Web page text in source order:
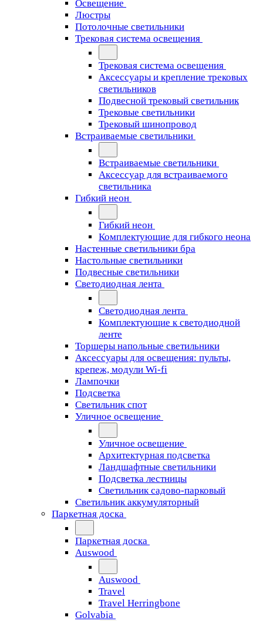
Освещение
Люстры
Потолочные светильники
Трековая система освещения
Трековая система освещения
Аксессуары и крепление трековых
светильников
Подвесной трековый светильник
Трековые светильники
Трековый шинопровод
Встраиваемые светильники
Встраиваемые светильники
Аксессуар для встраиваемого
светильника
Гибкий неон
Гибкий неон
Комплектующие для гибкого неона
Настенные светильники бра
Настольные светильники
Подвесные светильники
Светодиодная лента
Светодиодная лента
Комплектующие к светодиодной
ленте
Торшеры напольные светильники
Аксессуары для освещения: пульты,
крепеж, модули Wi-fi
Лампочки
Подсветка
Светильник спот
Уличное освещение
Уличное освещение
Архитектурная подсветка
Ландшафтные светильники
Подсветка лестницы
Светильник садово-парковый
Светильник аккумуляторный
Паркетная доска
Паркетная доска
Auswood
Auswood
Travel
Travel Herringbone
Golvabia